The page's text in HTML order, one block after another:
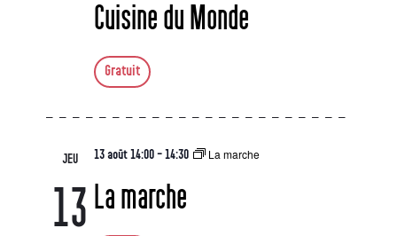
Cuisine du Monde
Gratuit
JEU
13 La marche
13 août 14:00-14:30 La marche